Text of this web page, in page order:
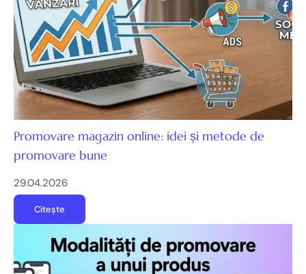
Promovare magazin online: idei și metode de
promovare bune
29.04.2026
Citește